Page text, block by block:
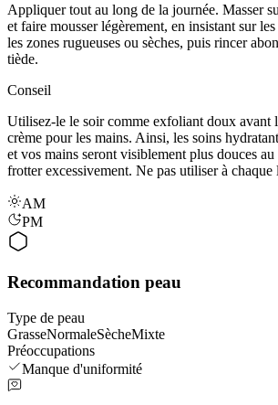
Appliquer tout au long de la journée. Masser
et faire mousser légèrement, en insistant sur
les zones rugueuses ou sèches, puis rincer
tiède.
Conseil
Utilisez-le le soir comme exfoliant doux avant
crème pour les mains. Ainsi, les soins
et vos mains seront visiblement plus douces
frotter excessivement. Ne pas utiliser à chaque
AM
PM
Recommandation peau
Type de peau
GrasseNormaleSècheMixte
Préoccupations
Manque d'uniformité